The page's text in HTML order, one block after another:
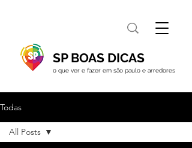
SP BOAS DICAS
o que ver e fazer em são paulo e arredores
Todas
All Posts